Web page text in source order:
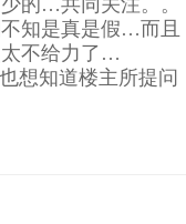
知是真是假…而且
不给力了…
想知道楼主所提问